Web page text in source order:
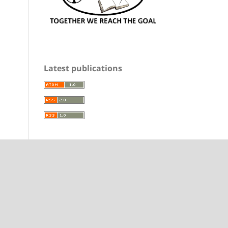
Latest publications